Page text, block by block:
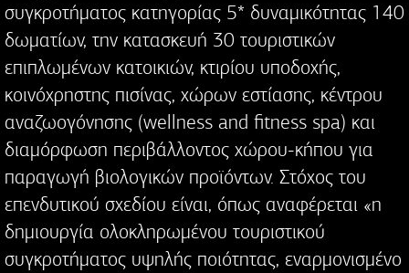
συγκροτήματος κατηγορίας 5* δυναμικότητας 140
δωματίων, την κατασκευή 30 τουριστικών
επιπλωμένων κατοικιών, κτιρίου υποδοχής,
κοινόχρηστης πισίνας, χώρων εστίασης, κέντρου
αναζωογόνησης (wellness and fitness spa) και
διαμόρφωση περιβάλλοντος χώρου-κήπου για
παραγωγή βιολογικών προϊόντων. Στόχος του
επενδυτικού σχεδίου είναι, όπως αναφέρεται «η
δημιουργία ολοκληρωμένου τουριστικού
συγκροτήματος υψηλής ποιότητας, εναρμονισμένο